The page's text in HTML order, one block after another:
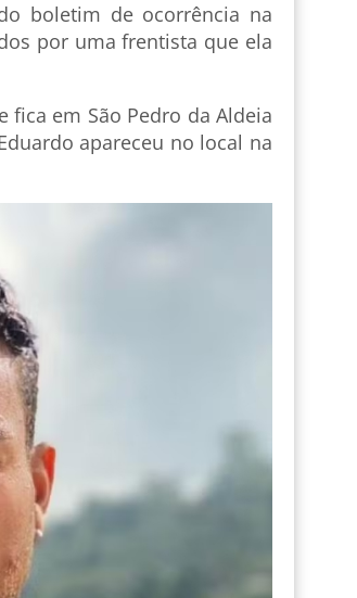
boletim de ocorrência na
por uma frentista que ela
em São Pedro da Aldeia
apareceu no local na